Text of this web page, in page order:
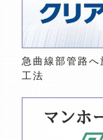
急曲線部管路
工法